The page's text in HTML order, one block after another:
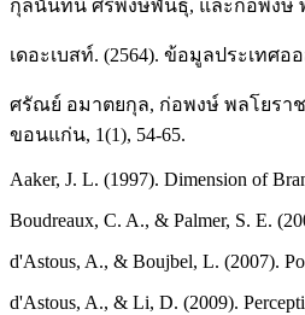
กุลนันทน์ ศรีพงษ์พันธุ์, และก่อพงษ์
เดอะเบสท์. (2564). ข้อมูลประเทศอ
ศรัณย์ อมาตยกุล, ก่อพงษ์ พลโยรา
ขอนแก่น, 1(1), 54-65.
Aaker, J. L. (1997). Dimension of
Boudreaux, C. A., & Palmer, S. E.
d'Astous, A., & Boujbel, L. (2007).
d'Astous, A., & Li, D. (2009).